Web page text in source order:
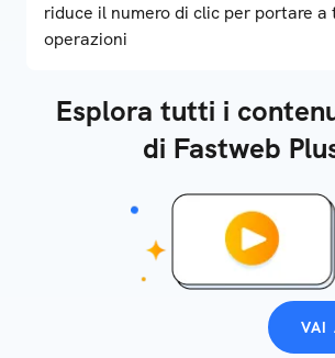
riduce il numero di clic per portare a
operazioni
Esplora tutti i
di Fastweb
VAI